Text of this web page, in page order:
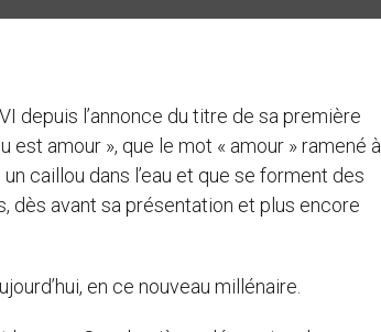
depuis l’annonce du titre de sa première
est amour », que le mot « amour » ramené à
caillou dans l’eau et que se forment des
dès avant sa présentation et plus encore
en ce nouveau millénaire.